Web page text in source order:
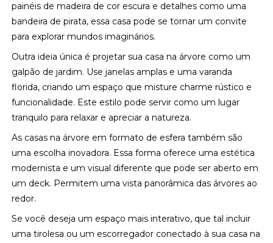
painéis de madeira de cor escura e detalhes como uma
bandeira de pirata, essa casa pode se tornar um convite
para explorar mundos imaginários.
Outra ideia única é projetar sua casa na árvore como um
galpão de jardim. Use janelas amplas e uma varanda
florida, criando um espaço que misture charme rústico e
funcionalidade. Este estilo pode servir como um lugar
tranquilo para relaxar e apreciar a natureza.
As casas na árvore em formato de esfera também são
uma escolha inovadora. Essa forma oferece uma estética
modernista e um visual diferente que pode ser aberto em
um deck. Permitem uma vista panorâmica das árvores ao
redor.
Se você deseja um espaço mais interativo, que tal incluir
uma tirolesa ou um escorregador conectado à sua casa na